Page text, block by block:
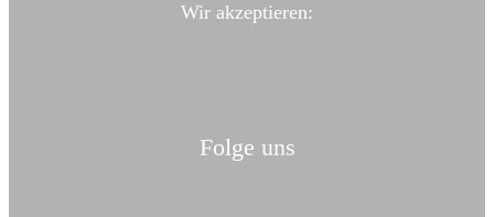
Wir akzeptieren:
Folge uns